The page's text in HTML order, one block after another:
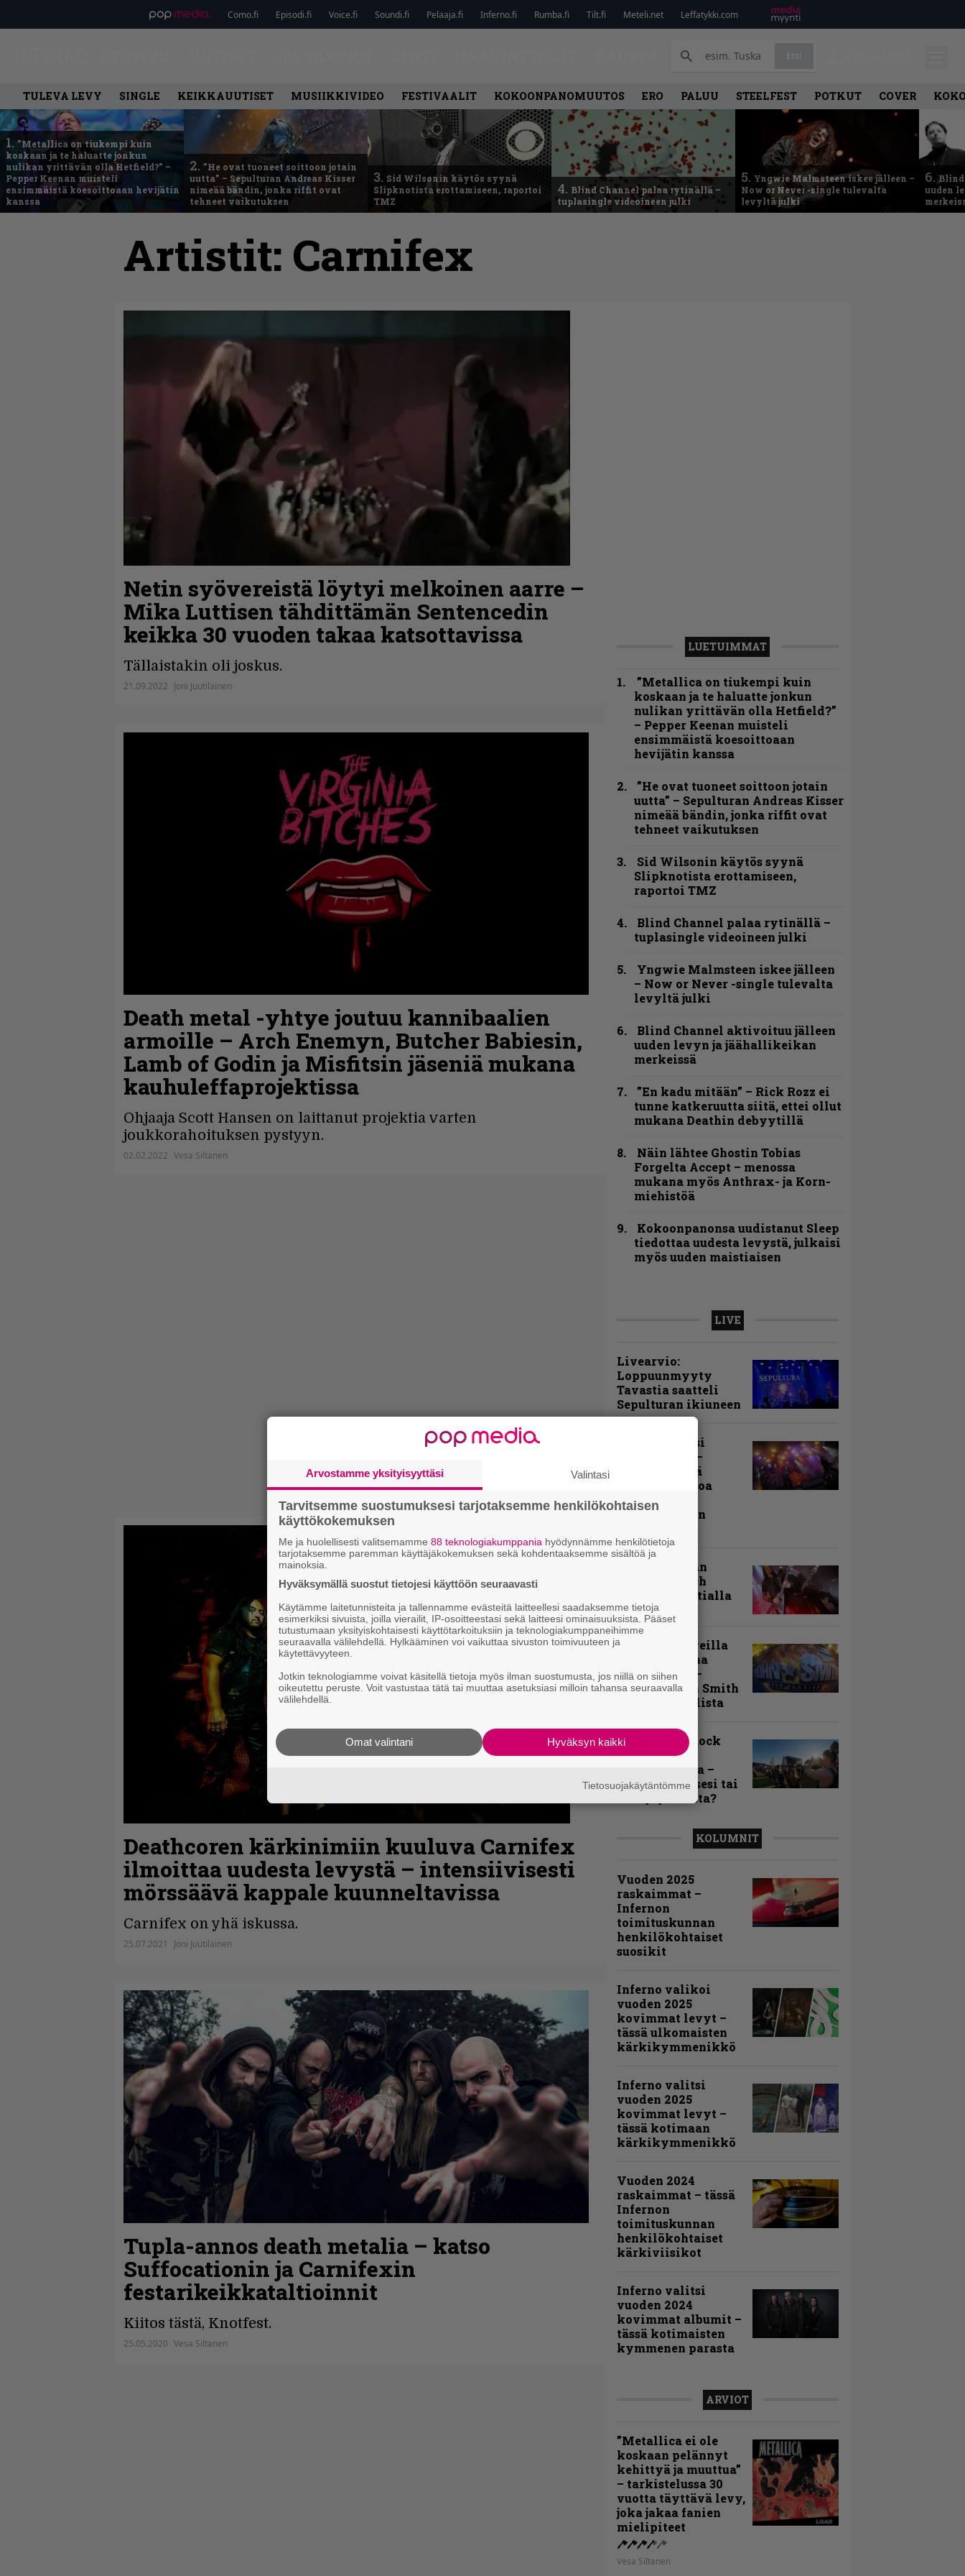
Como.fi Episodi.fi Voice.fi Soundi.fi Pelaaja.fi Inferno.fi Rumba.fi Tilt.fi Meteli.net Leffatykki.com
TULEVA LEVY SINGLE KEIKKAUUTISET MUSIIKKIVIDEO FESTIVAALIT KOKOONPANOMUUTOS ERO PALUU STEELFEST POTKUT COVER
1. ”Metallica on tiukempi kuin
koskaan ja te haluatte jonkun
nulikan yrittävän olla Hetfield?” –
Pepper Keenan muisteli
ensimmäistä koesoittoaan hevijätin
kanssa
2. ”He ovat tuoneet soittoon jotain
uutta” – Sepulturan Andreas Kisser
nimeää bändin, jonka riffit ovat
tehneet vaikutuksen
3. Sid Wilsonin käytös syynä
Slipknotista erottamiseen, raportoi
TMZ
4. Blind Channel palaa rytinällä –
tuplasingle videoineen julki
5. Yngwie Malmsteen iskee jälleen –
Now or Never -single tulevalta
levyltä julki
6.
uuden
Artistit: Carnifex
Netin syövereistä löytyi melkoinen aarre –
Mika Luttisen tähdittämän Sentencedin
keikka 30 vuoden takaa katsottavissa
Tällaistakin oli joskus.
21.09.2022 Joni Juutilainen
Death metal -yhtye joutuu kannibaalien
armoille – Arch Enemyn, Butcher Babiesin,
Lamb of Godin ja Misfitsin jäseniä mukana
kauhuleffaprojektissa
Ohjaaja Scott Hansen on laittanut projektia varten
joukkorahoituksen pystyyn.
02.02.2022 Vesa Siltanen
Deathcoren kärkinimiin kuuluva Carnifex
ilmoittaa uudesta levystä – intensiivisesti
mörssäävä kappale kuunneltavissa
Carnifex on yhä iskussa.
25.07.2021 Joni Juutilainen
Tupla-annos death metalia – katso
Suffocationin ja Carnifexin
festarikeikkataltioinnit
Kiitos tästä, Knotfest.
25.05.2020 Vesa Siltanen
LUETUIMMAT
”Metallica on tiukempi kuin
koskaan ja te haluatte jonkun
nulikan yrittävän olla Hetfield?”
– Pepper Keenan muisteli
ensimmäistä koesoittoaan
hevijätin kanssa
”He ovat tuoneet soittoon jotain
uutta” – Sepulturan Andreas Kisser
nimeää bändin, jonka riffit ovat
tehneet vaikutuksen
Sid Wilsonin käytös syynä
Slipknotista erottamiseen,
raportoi TMZ
Blind Channel palaa rytinällä –
tuplasingle videoineen julki
Yngwie Malmsteen iskee jälleen
– Now or Never -single tulevalta
levyltä julki
Blind Channel aktivoituu jälleen
uuden levyn ja jäähallikeikan
merkeissä
”En kadu mitään” – Rick Rozz ei
tunne katkeruutta siitä, ettei ollut
mukana Deathin debyytillä
Näin lähtee Ghostin Tobias
Forgelta Accept – menossa
mukana myös Anthrax- ja Korn-
miehistöä
Kokoonpanonsa uudistanut Sleep
tiedottaa uudesta levystä, julkaisi
myös uuden maistiaisen
LIVE
Livearvio:
Loppuunmyyty
Tavastia saatteli
Sepulturan ikiuneen
Rokki Raikasi
Tampereella –
Infernon neljä
väkevää nostoa
festarin
kakkospäivän
Paluu vanhaan
liittoon – Arch
Enemy Tavastialla
”Näillä festareilla
kaikki on aina
kohdallaan” –
raportti John Smith
Rock Festivalista
John Smith Rock
Festivalin
yleisögalleria –
bongaatko itsesi tai
tuttuja joukosta?
KOLUMNIT
Vuoden 2025
raskaimmat –
Infernon
toimituskunnan
henkilökohtaiset
suosikit
Inferno valikoi
vuoden 2025
kovimmat levyt –
tässä ulkomaisten
kärkikymmenikkö
Inferno valitsi
vuoden 2025
kovimmat levyt –
tässä kotimaan
kärkikymmenikkö
Vuoden 2024
raskaimmat – tässä
Infernon
toimituskunnan
henkilökohtaiset
kärkiviisikot
Inferno valitsi
vuoden 2024
kovimmat albumit –
tässä kotimaisten
kymmenen parasta
ARVIOT
”Metallica ei ole
koskaan pelännyt
kehittyä ja muuttua”
– tarkistelussa 30
vuotta täyttävä levy,
joka jakaa fanien
mielipiteet
Vesa Siltanen
Arvostamme yksityisyyttäsi Valintasi
Tarvitsemme suostumuksesi tarjotaksemme henkilökohtaisen
käyttökokemuksen
Me ja huolellisesti valitsemamme 88 teknologiakumppania hyödynnämme henkilötietoja
tarjotaksemme paremman käyttäjäkokemuksen sekä kohdentaaksemme sisältöä ja
mainoksia.
Hyväksymällä suostut tietojesi käyttöön seuraavasti
Käytämme laitetunnisteita ja tallennamme evästeitä laitteellesi saadaksemme tietoja
esimerkiksi sivuista, joilla vierailit, IP-osoitteestasi sekä laitteesi ominaisuuksista. Pääset
tutustumaan yksityiskohtaisesti käyttötarkoituksiin ja teknologiakumppaneihimme
seuraavalla välilehdellä. Hylkääminen voi vaikuttaa sivuston toimivuuteen ja
käytettävyyteen.
Jotkin teknologiamme voivat käsitellä tietoja myös ilman suostumusta, jos niillä on siihen
oikeutettu peruste. Voit vastustaa tätä tai muuttaa asetuksiasi milloin tahansa seuraavalla
välilehdellä.
Hyväksyn kaikki
Omat valintani
Tietosuojakäytäntömme